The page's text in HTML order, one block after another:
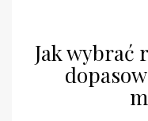
Jak wybrać